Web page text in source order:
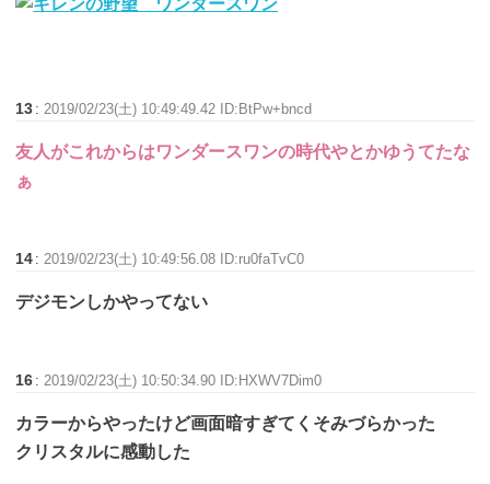
13 : 2019/02/23(土) 10:49:49.42 ID:BtPw+bncd
友人がこれからはワンダースワンの時代やとかゆうてたな
ぁ
14 : 2019/02/23(土) 10:49:56.08 ID:ru0faTvC0
デジモンしかやってない
16 : 2019/02/23(土) 10:50:34.90 ID:HXWV7Dim0
カラーからやったけど画面暗すぎてくそみづらかった
クリスタルに感動した